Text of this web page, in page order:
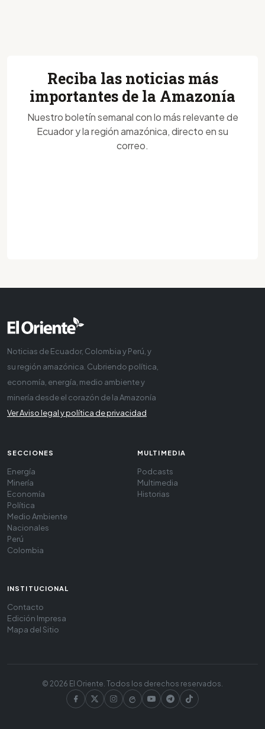
Reciba las noticias más
importantes de la Amazonía
Nuestro boletín semanal con lo más relevante de
Ecuador y la región amazónica, directo en su
correo.
Noticias de Ecuador, Colombia y Perú, y
su región amazónica. Cubriendo política,
economía, energía, medio ambiente y
minería desde el corazón de la Amazonía
Ver Aviso legal y política de privacidad
SECCIONES
Energía
Minería
Economía
Política
Medio Ambiente
Nacionales
Perú
Colombia
MULTIMEDIA
Podcasts
Multimedia
Historias
INSTITUCIONAL
Contacto
Edición Impresa
Mapa del Sitio
© 2026 El Oriente. Todos los derechos reservados.